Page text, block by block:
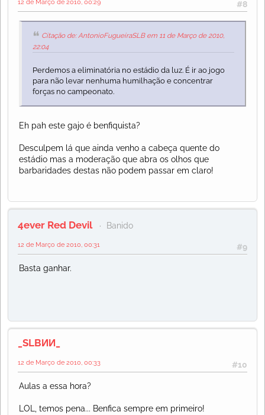
#8
Citação de: AntonioFugueiraSLB em 11 de Março de 2010,
22:04
Perdemos a eliminatória no estádio da luz. É ir ao jogo
para não levar nenhuma humilhação e concentrar
forças no campeonato.
Eh pah este gajo é benfiquista?
Desculpem lá que ainda venho a cabeça quente do
estádio mas a moderação que abra os olhos que
barbaridades destas não podem passar em claro!
4ever Red Devil Banido
#9
12 de Março de 2010, 00:31
Basta ganhar.
_SLBИИ_
#10
12 de Março de 2010, 00:33
Aulas a essa hora?
LOL, temos pena... Benfica sempre em primeiro!